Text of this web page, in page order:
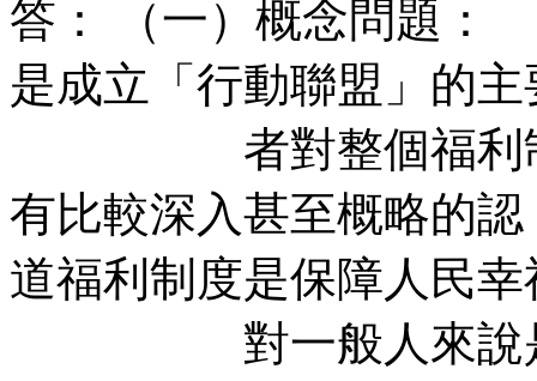
答： （一）概念問
是成立「行動聯盟」的
者對整個福利制度
有比較深入甚至概
道福利制度是保障人民
對一般人來說是救